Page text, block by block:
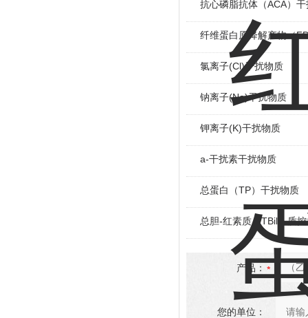
抗心磷脂抗体（ACA）
纤维蛋白原降解产物（
氯离子(Cl)干扰物质
钠离子(Na)干扰物质
钾离子(K)干扰物质
a-干扰素干扰物质
总蛋白（TP）干扰物质
总胆-红素质（TBil）质
产品：
您的单位：